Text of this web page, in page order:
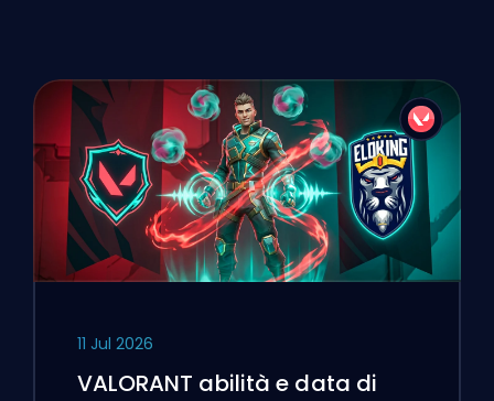
11 Jul 2026
VALORANT abilità e data di